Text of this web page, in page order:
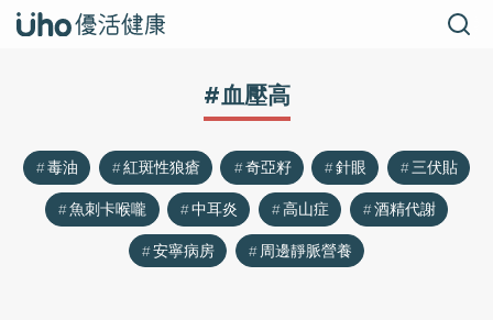
#血壓高
毒油 紅斑性狼瘡 奇亞籽 針眼
三伏貼
魚刺卡喉嚨
中耳炎 高山症
酒精代謝
安寧病房
周邊靜脈營養